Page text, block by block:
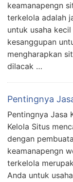
keamanapengn
terkelola adalah
untuk usaha
kesanggupan
mengharapkan
dilacak …
Pentingnya
Pentingnya Jasa
Kelola Situs
dengan
keamanapengn
terkelola
Anda untuk